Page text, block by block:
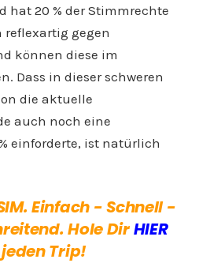
hat 20 % der Stimmrechte
gegen
können diese im
Dass in dieser schweren
die aktuelle
auch noch eine
einforderte, ist natürlich
Einfach - Schnell -
Hole DirHIER
Trip!